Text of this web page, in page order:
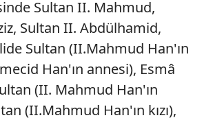
ve üçüncü kişilere ait çerezler
çerezler vasıtasıyla çeşitli kişisel
sunulması amacıyla
çerezler, sitemizin daha işlevsel
ve sizlere yönelik
yapılması, amaçlarıyla
Sultan II. Mahmud,
Sultan II. Abdülhamid,
Sultan (II.Mahmud Han'ın
Han'ın annesi), Esmâ
(II. Mahmud Han'ın
(II.Mahmud Han'ın kızı),